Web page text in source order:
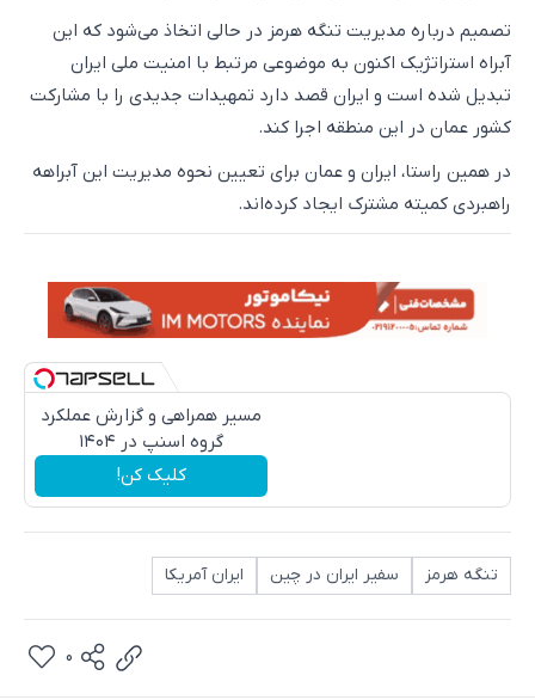
تصمیم درباره مدیریت تنگه هرمز در حالی اتخاذ می‌شود که این
آبراه استراتژیک اکنون به موضوعی مرتبط با امنیت ملی ایران
تبدیل شده است و ایران قصد دارد تمهیدات جدیدی را با مشارکت
کشور عمان در این منطقه اجرا کند.
در همین راستا، ایران و عمان برای تعیین نحوه مدیریت این آبراهه
راهبردی کمیته مشترک ایجاد کرده‌اند.
مسیر همراهی و گزارش عملکرد
گروه اسنپ در ۱۴۰۴
کلیک کن!
تنگه هرمز سفیر ایران در چین ایران آمریکا
0